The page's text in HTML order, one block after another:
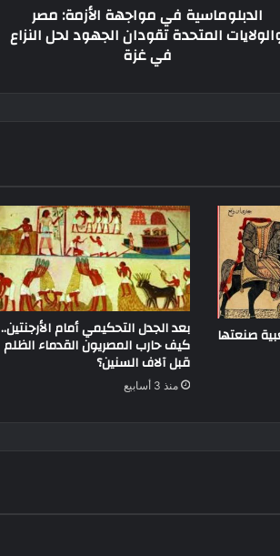
الدبلوماسية في مواجهة الأزمة: مصر
المتحدة تقودان الجهود لحل النزاع
في غزة
صنعتها بعد الجدل التحكيمي أمام الأرجنتين..
كيف حارب المصريون القدماء الظلم
قبل آلاف السنين؟
منذ 3 أسابيع